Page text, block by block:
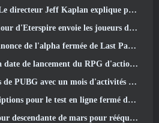
Jeff Kaplan explique pourquoi il a laissé Blizzard
envoie les joueurs dans les mines naines
de Last Paradise est une œuvre d'art petite mais terrifiante
d'action et de dressage de monstres Mongil: Plongée dans les étoiles
avec un mois d'activités spéciales
test en ligne fermé d'avril de MapleStory Classic World
pour rééquilibrer le partage et introduire du nouveau contenu